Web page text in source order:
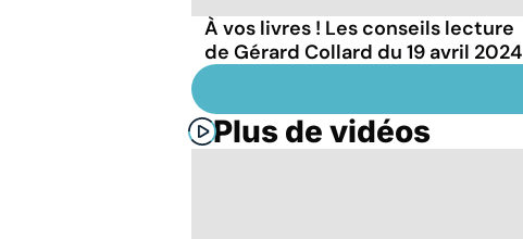
À vos livres ! Les conseils lecture
de Gérard Collard du 19 avril 2024
Plus de vidéos